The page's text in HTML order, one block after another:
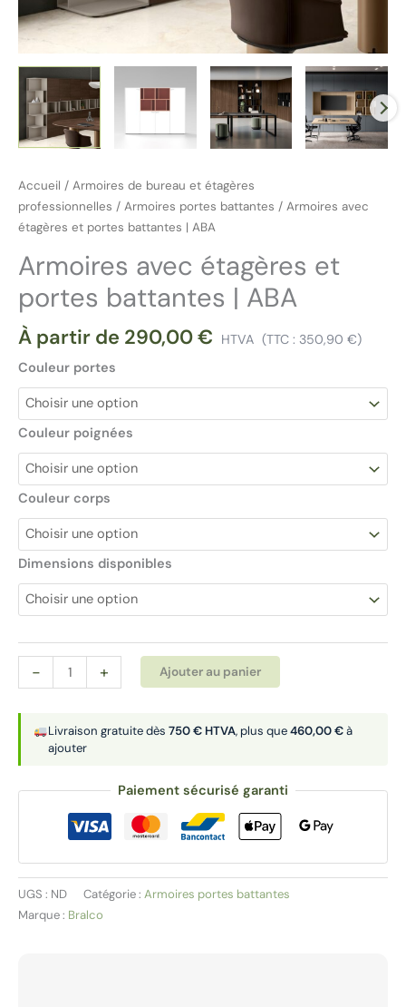
Accueil / Armoires de bureau et étagères
professionnelles / Armoires portes battantes / Armoires avec
étagères et portes battantes | ABA
Armoires avec étagères et
portes battantes | ABA
À partir de 290,00€ HTVA (TTC : 350,90 €)
Couleur portes
Couleur poignées
Couleur corps
Dimensions disponibles
-
quantité
de
avec
étagères
et
portes
battantes
+ Ajouter au panier
Paiement sécurisé garanti
UGS : ND Catégorie : Armoires portes battantes
Marque : Bralco
Livraison gratuite dès750 € HTVA, plus que460,00 €à
ajouter